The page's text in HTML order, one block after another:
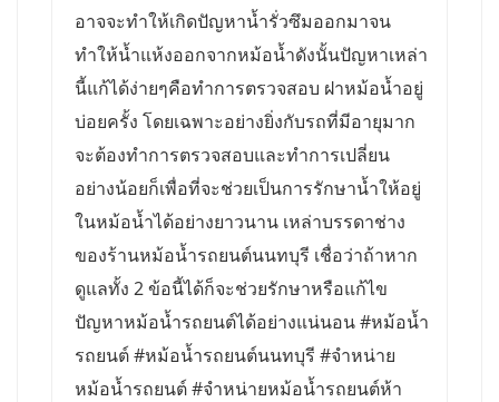
อาจจะทำให้เกิดปัญหาน้ำรั่วซึมออกมาจน
ทำให้น้ำแห้งออกจากหม้อน้ำดังนั้นปัญหาเหล่า
นี้แก้ได้ง่ายๆคือทำการตรวจสอบ ฝาหม้อน้ำอยู่
บ่อยครั้ง โดยเฉพาะอย่างยิ่งกับรถที่มีอายุมาก
จะต้องทำการตรวจสอบและทำการเปลี่ยน
อย่างน้อยก็เพื่อที่จะช่วยเป็นการรักษาน้ำให้อยู่
ในหม้อน้ำได้อย่างยาวนาน เหล่าบรรดาช่าง
ของร้านหม้อน้ำรถยนต์นนทบุรี เชื่อว่าถ้าหาก
ดูแลทั้ง 2 ข้อนี้ได้ก็จะช่วยรักษาหรือแก้ไข
ปัญหาหม้อน้ำรถยนต์ได้อย่างแน่นอน #หม้อน้ำ
รถยนต์ #หม้อน้ำรถยนต์นนทบุรี #จำหน่าย
หม้อน้ำรถยนต์ #จำหน่ายหม้อน้ำรถยนต์ห้า